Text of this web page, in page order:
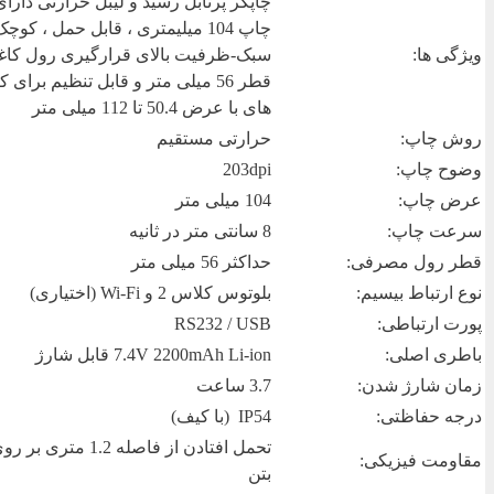
ویژگی ها:
چاپ 104 میلیمتری ، قابل حمل ،
سبک-ظرفیت بالای قرارگیری رول
قطر 56 میلی متر و قابل تنظیم برای
های با عرض 50.4 تا 112 میلی متر
روش چاپ:
حرارتی مستقیم
وضوح چاپ:
203dpi
عرض چاپ:
104 میلی متر
سرعت چاپ:
8 سانتی متر در ثانیه
قطر رول مصرفی:
حداکثر 56 میلی متر
نوع ارتباط بیسیم:
بلوتوس کلاس 2 و Wi-Fi (اختیاری)
پورت ارتباطی:
RS232 / USB
باطری اصلی:
7.4V 2200mAh Li-ion قابل شارژ
زمان شارژ شدن:
3.7 ساعت
درجه حفاظتی:
IP54 (با کیف)
مقاومت فیزیکی:
تحمل افتادن از فاصله
بتن